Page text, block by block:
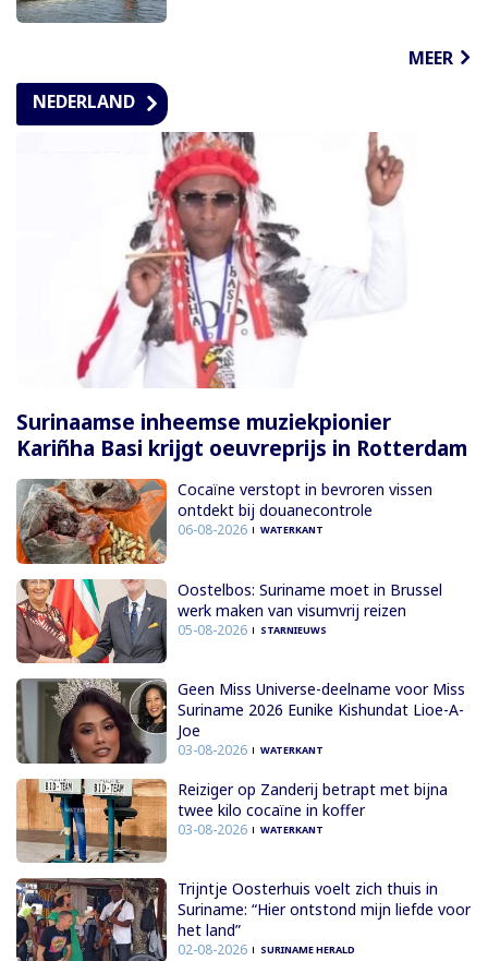
MEER
NEDERLAND
Surinaamse inheemse muziekpionier
Kariñha Basi krijgt oeuvreprijs in Rotterdam
Cocaïne verstopt in bevroren vissen
ontdekt bij douanecontrole
06-08-2026 WATERKANT
Oostelbos: Suriname moet in Brussel
werk maken van visumvrij reizen
05-08-2026 STARNIEUWS
Geen Miss Universe-deelname voor Miss
Suriname 2026 Eunike Kishundat Lioe-A-
Joe
03-08-2026 WATERKANT
Reiziger op Zanderij betrapt met bijna
twee kilo cocaïne in koffer
03-08-2026 WATERKANT
Trijntje Oosterhuis voelt zich thuis in
Suriname: “Hier ontstond mijn liefde voor
het land”
02-08-2026 SURINAME HERALD